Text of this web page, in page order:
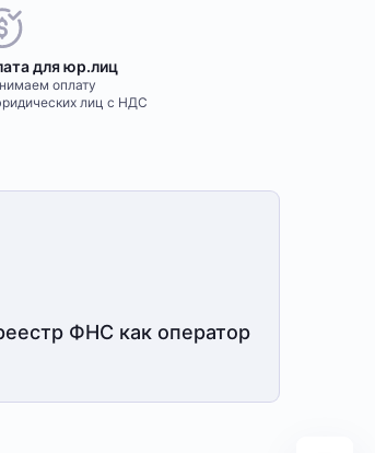
мнение о
мы свяжемся
для юр.лиц
оплату
лиц с НДС
ФНС как оператор